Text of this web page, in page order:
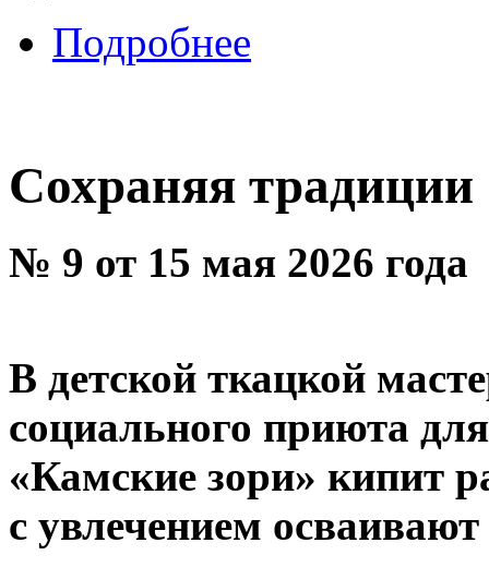
Подробнее
Сохраняя традиции
№ 9 от 15 мая 2026 года
В детской ткацкой
социального приюта
«Камские зори» кипит
с увлечением